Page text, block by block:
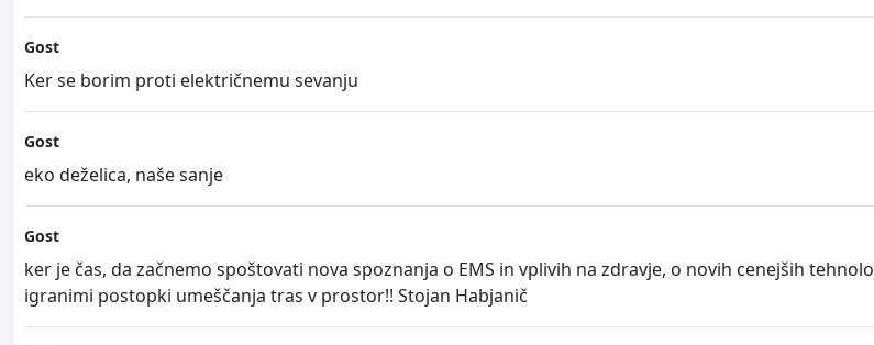
Gost
Ker se borim proti električnemu sevanju
Gost
eko deželica, naše sanje
Gost
ker je čas, da začnemo spoštovati nova spoznanja o EMS in vplivih na zdravje, o novih cenejših
igranimi postopki umeščanja tras v prostor!! Stojan Habjanič